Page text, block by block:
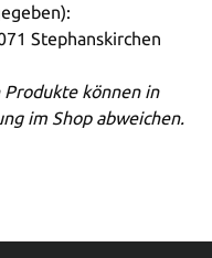
Stephanskirchen
können in
im Shop abweichen.